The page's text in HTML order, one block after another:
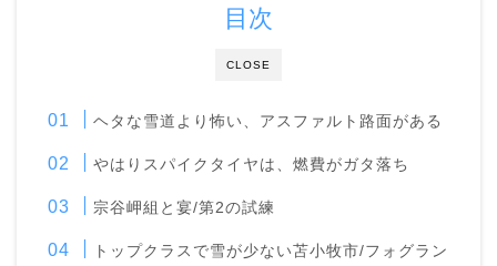
CLOSE
目次
ヘタな雪道より怖い、アスファルト路面がある
やはりスパイクタイヤは、燃費がガタ落ち
宗谷岬組と宴/第2の試練
トップクラスで雪が少ない苫小牧市/フォグラン